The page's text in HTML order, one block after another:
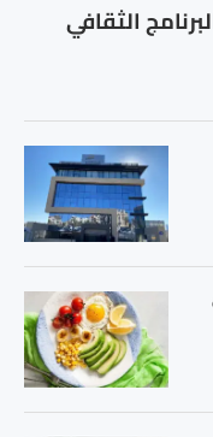
الثقافي